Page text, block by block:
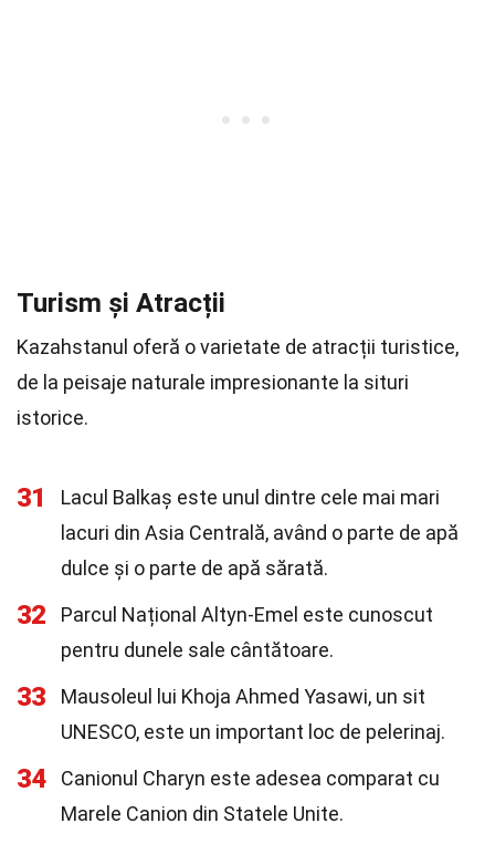
Turism și Atracții
Kazahstanul oferă o varietate de atracții turistice,
de la peisaje naturale impresionante la situri
istorice.
31
Lacul Balkaș este unul dintre cele mai mari
lacuri din Asia Centrală, având o parte de apă
dulce și o parte de apă sărată.
32
Parcul Național Altyn-Emel este cunoscut
pentru dunele sale cântătoare.
33
Mausoleul lui Khoja Ahmed Yasawi, un sit
UNESCO, este un important loc de pelerinaj.
34
Canionul Charyn este adesea comparat cu
Marele Canion din Statele Unite.